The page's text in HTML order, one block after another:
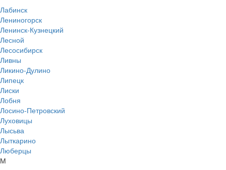
Лабинск
Лениногорск
Ленинск-Кузнецкий
Лесной
Лесосибирск
Ливны
Ликино-Дулино
Липецк
Лиски
Лобня
Лосино-Петровский
Луховицы
Лысьва
Лыткарино
Люберцы
М